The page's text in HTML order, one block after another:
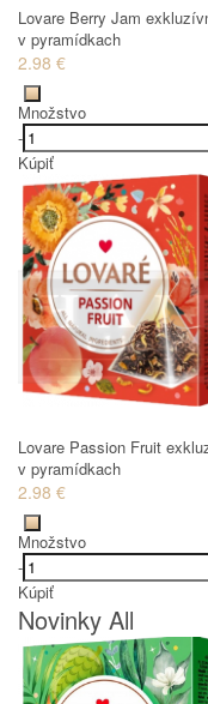
Lovare Berry Jam
v pyramídkach
2.98 €
Množstvo
-
Kúpiť
Lovare Passion Fruit
v pyramídkach
2.98 €
Množstvo
-
Kúpiť
Novinky All